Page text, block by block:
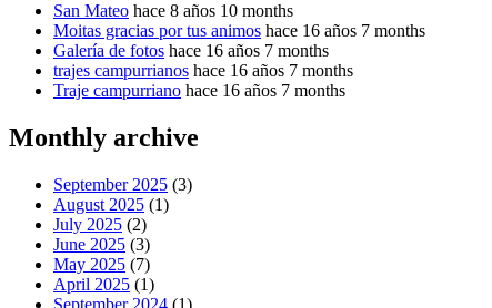
San Mateo hace 8 años 10 months
Moitas gracias por tus animos hace 16 años 7 months
Galería de fotos hace 16 años 7 months
trajes campurrianos hace 16 años 7 months
Traje campurriano hace 16 años 7 months
Monthly archive
September 2025 (3)
August 2025 (1)
July 2025 (2)
June 2025 (3)
May 2025 (7)
April 2025 (1)
September 2024 (1)